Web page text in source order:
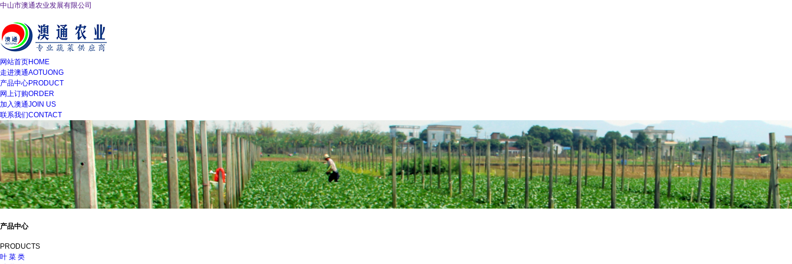
中山市澳通农业发展有限公司
网站首页HOME
走进澳通AOTUONG
产品中心PRODUCT
网上订购ORDER
加入澳通JOIN US
联系我们CONTACT
产品中心
PRODUCTS
叶 菜 类